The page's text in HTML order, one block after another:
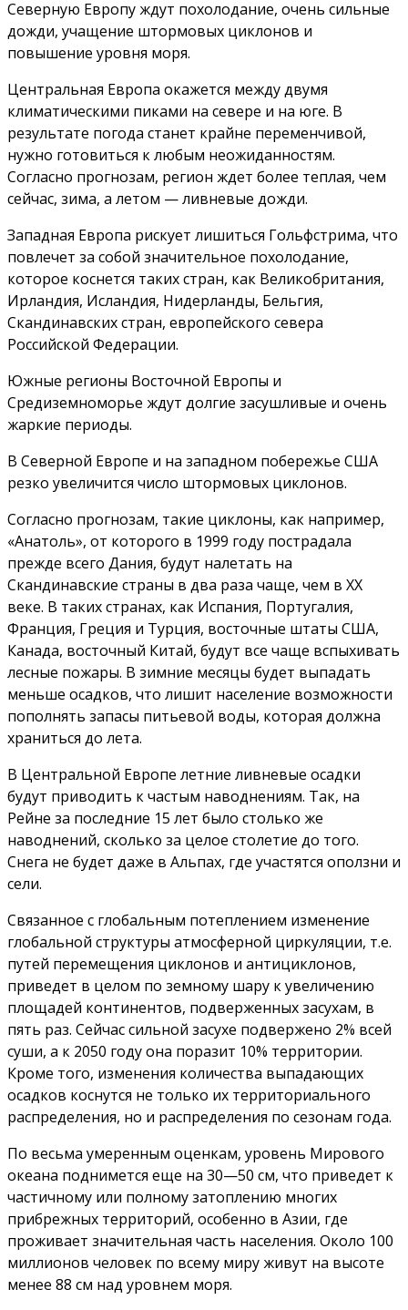
Северную Европу ждут похолодание, очень сильные
дожди, учащение штормовых циклонов и
повышение уровня моря.
Центральная Европа окажется между двумя
климатическими пиками на севере и на юге. В
результате погода станет крайне переменчивой,
нужно готовиться к любым неожиданностям.
Согласно прогнозам, регион ждет более теплая, чем
сейчас, зима, а летом — ливневые дожди.
Западная Европа рискует лишиться Гольфстрима, что
повлечет за собой значительное похолодание,
которое коснется таких стран, как Великобритания,
Ирландия, Исландия, Нидерланды, Бельгия,
Скандинавских стран, европейского севера
Российской Федерации.
Южные регионы Восточной Европы и
Средиземноморье ждут долгие засушливые и очень
жаркие периоды.
В Северной Европе и на западном побережье США
резко увеличится число штормовых циклонов.
Согласно прогнозам, такие циклоны, как например,
«Анатоль», от которого в 1999 году пострадала
прежде всего Дания, будут налетать на
Скандинавские страны в два раза чаще, чем в XX
веке. В таких странах, как Испания, Португалия,
Франция, Греция и Турция, восточные штаты США,
Канада, восточный Китай, будут все чаще вспыхивать
лесные пожары. В зимние месяцы будет выпадать
меньше осадков, что лишит население возможности
пополнять запасы питьевой воды, которая должна
храниться до лета.
В Центральной Европе летние ливневые осадки
будут приводить к частым наводнениям. Так, на
Рейне за последние 15 лет было столько же
наводнений, сколько за целое столетие до того.
Снега не будет даже в Альпах, где участятся оползни и
сели.
Связанное с глобальным потеплением изменение
глобальной структуры атмосферной циркуляции, т.е.
путей перемещения циклонов и антициклонов,
приведет в целом по земному шару к увеличению
площадей континентов, подверженных засухам, в
пять раз. Сейчас сильной засухе подвержено 2% всей
суши, а к 2050 году она поразит 10% территории.
Кроме того, изменения количества выпадающих
осадков коснутся не только их территориального
распределения, но и распределения по сезонам года.
По весьма умеренным оценкам, уровень Мирового
океана поднимется еще на 30—50 см, что приведет к
частичному или полному затоплению многих
прибрежных территорий, особенно в Азии, где
проживает значительная часть населения. Около 100
миллионов человек по всему миру живут на высоте
менее 88 см над уровнем моря.